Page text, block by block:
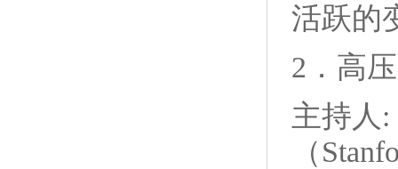
活跃的
2．高
主持人:
（